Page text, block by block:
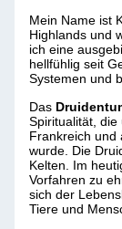
Mein Name ist
Highlands und
ich eine
hellfühlig seit
Systemen und
Das
Spiritualität, die
Frankreich und
wurde. Die
Kelten. Im
Vorfahren zu
sich der
Tiere und